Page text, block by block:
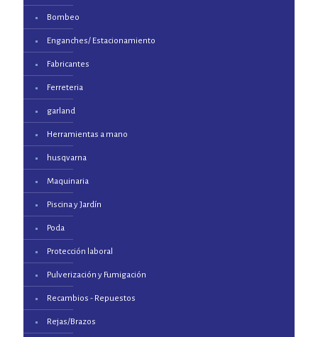
Bombeo
Enganches/ Estacionamiento
Fabricantes
Ferreteria
garland
Herramientas a mano
husqvarna
Maquinaria
Piscina y Jardín
Poda
Protección laboral
Pulverización y Fumigación
Recambios - Repuestos
Rejas/Brazos